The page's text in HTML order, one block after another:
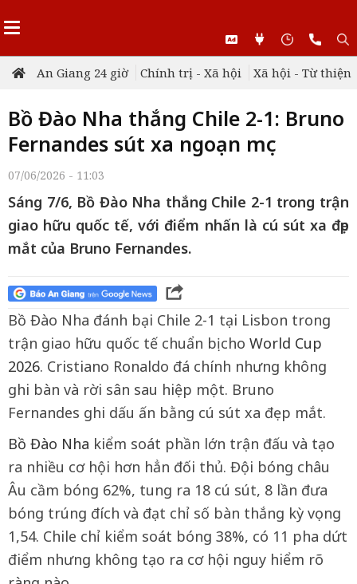
An Giang 24 giờ Chính trị - Xã hội Xã hội - Từ thiện
Bồ Đào Nha thắng Chile 2-1: Bruno
Fernandes sút xa ngoạn mục
07/06/2026 - 11:03
Sáng 7/6, Bồ Đào Nha thắng Chile 2-1 trong trận
giao hữu quốc tế, với điểm nhấn là cú sút xa đẹp
mắt của Bruno Fernandes.
Bồ Đào Nha đánh bại Chile 2-1 tại Lisbon trong
trận giao hữu quốc tế chuẩn bị cho World Cup
2026. Cristiano Ronaldo đá chính nhưng không
ghi bàn và rời sân sau hiệp một. Bruno
Fernandes ghi dấu ấn bằng cú sút xa đẹp mắt.
Bồ Đào Nha kiểm soát phần lớn trận đấu và tạo
ra nhiều cơ hội hơn hẳn đối thủ. Đội bóng châu
Âu cầm bóng 62%, tung ra 18 cú sút, 8 lần đưa
bóng trúng đích và đạt chỉ số bàn thắng kỳ vọng
1,54. Chile chỉ kiểm soát bóng 38%, có 11 pha dứt
điểm nhưng không tạo ra cơ hội nguy hiểm rõ